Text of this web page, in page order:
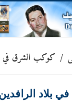
/ كوكب الشرق في
بلاد